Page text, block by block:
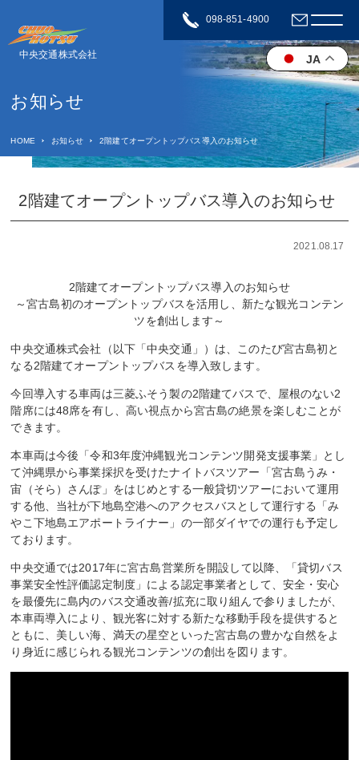
098-851-4900
中央交通株式会社
お知らせ
HOME お知らせ 2階建てオープントップバス導入のお知らせ
2階建てオープントップバス導入のお知らせ
2021.08.17
2階建てオープントップバス導入のお知らせ
～宮古島初のオープントップバスを活用し、新たな観光コンテン
ツを創出します～
中央交通株式会社（以下「中央交通」）は、このたび宮古島初と
なる2階建てオープントップバスを導入致します。
今回導入する車両は三菱ふそう製の2階建てバスで、屋根のない2
階席には48席を有し、高い視点から宮古島の絶景を楽しむことが
できます。
本車両は今後「令和3年度沖縄観光コンテンツ開発支援事業」とし
て沖縄県から事業採択を受けたナイトバスツアー「宮古島うみ・
宙（そら）さんぽ」をはじめとする一般貸切ツアーにおいて運用
する他、当社が下地島空港へのアクセスバスとして運行する「み
やこ下地島エアポートライナー」の一部ダイヤでの運行も予定し
ております。
中央交通では2017年に宮古島営業所を開設して以降、「貸切バス
事業安全性評価認定制度」による認定事業者として、安全・安心
を最優先に島内のバス交通改善/拡充に取り組んで参りましたが、
本車両導入により、観光客に対する新たな移動手段を提供すると
ともに、美しい海、満天の星空といった宮古島の豊かな自然をよ
り身近に感じられる観光コンテンツの創出を図ります。
JA